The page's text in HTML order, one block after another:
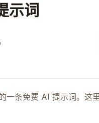
示词
一条免费 AI 提示词。这